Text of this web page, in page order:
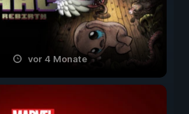
vor 4 Monate